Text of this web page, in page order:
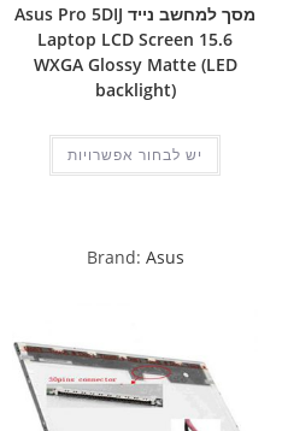
מסך למחשב נייד Asus Pro 5DIJ
Laptop LCD Screen 15.6
WXGA Glossy Matte (LED
backlight)
יש לבחור אפשרויות
Brand: Asus